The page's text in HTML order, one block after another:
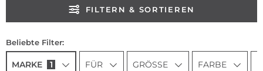
FILTERN & SORTIEREN
Beliebte Filter:
MARKE 1 FÜR GRÖSSE FARBE